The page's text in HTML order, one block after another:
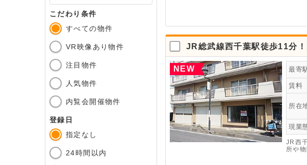
こだわり条件
すべての物件
VR映像あり物件
注目物件
人気物件
内覧会開催物件
登録日
指定なし
24時間以内
JR総武線西千葉駅徒歩11分
NEW 最寄
賃料
所在
現業
JR西
所や